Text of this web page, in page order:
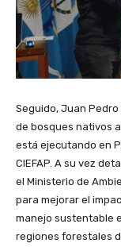
Seguido, Juan
de bosques nativos
está ejecutando en
CIEFAP. A su vez
el Ministerio de
para mejorar el
manejo sustentable
regiones forestales